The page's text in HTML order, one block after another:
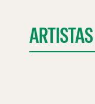
ARTISTAS